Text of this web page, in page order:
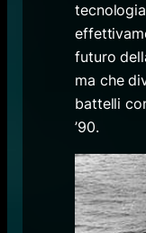
futuro
ma che
battelli
’90.